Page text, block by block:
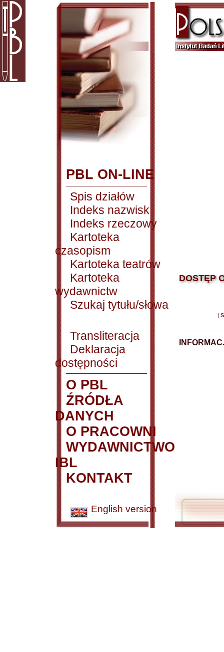
PBL ON-LINE
Spis działów
Indeks nazwisk
Indeks rzeczowy
Kartoteka
czasopism
Kartoteka teatrów
Kartoteka
wydawnictw
Szukaj tytułu/słowa
Transliteracja
Deklaracja
dostępności
O PBL
ŹRÓDŁA
DANYCH
O PRACOWNI
WYDAWNICTWO
IBL
KONTAKT
English version
DOSTĘP
|